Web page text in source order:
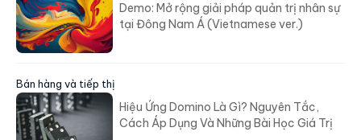
Demo: Mở rộng giải pháp quản trị nhân sự
tại Đông Nam Á (Vietnamese ver.)
Bán hàng và tiếp thị
Hiệu Ứng Domino Là Gì? Nguyên Tắc,
Cách Áp Dụng Và Những Bài Học Giá Trị